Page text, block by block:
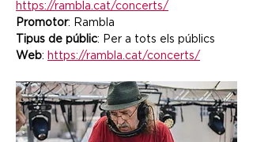
https://rambla.cat/concerts/
Promotor: Rambla
Tipus de públic: Per a tots els públics
Web: https://rambla.cat/concerts/